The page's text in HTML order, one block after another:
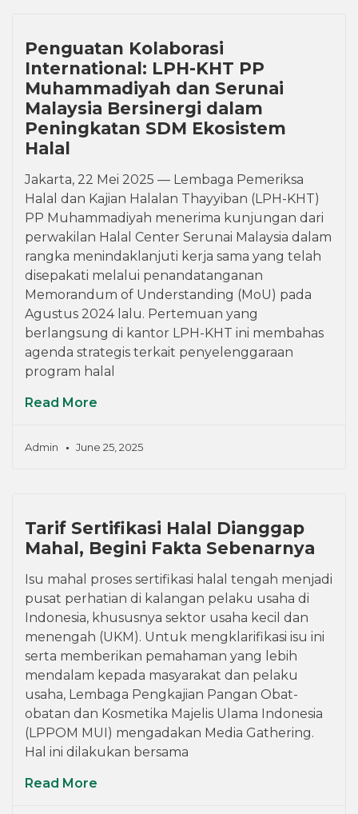
Penguatan Kolaborasi
International: LPH-KHT PP
Muhammadiyah dan Serunai
Malaysia Bersinergi dalam
Peningkatan SDM Ekosistem
Halal
Jakarta, 22 Mei 2025 — Lembaga Pemeriksa
Halal dan Kajian Halalan Thayyiban (LPH-KHT)
PP Muhammadiyah menerima kunjungan dari
perwakilan Halal Center Serunai Malaysia dalam
rangka menindaklanjuti kerja sama yang telah
disepakati melalui penandatanganan
Memorandum of Understanding (MoU) pada
Agustus 2024 lalu. Pertemuan yang
berlangsung di kantor LPH-KHT ini membahas
agenda strategis terkait penyelenggaraan
program halal
Read More
Admin June 25, 2025
Tarif Sertifikasi Halal Dianggap
Mahal, Begini Fakta Sebenarnya
Isu mahal proses sertifikasi halal tengah menjadi
pusat perhatian di kalangan pelaku usaha di
Indonesia, khususnya sektor usaha kecil dan
menengah (UKM). Untuk mengklarifikasi isu ini
serta memberikan pemahaman yang lebih
mendalam kepada masyarakat dan pelaku
usaha, Lembaga Pengkajian Pangan Obat-
obatan dan Kosmetika Majelis Ulama Indonesia
(LPPOM MUI) mengadakan Media Gathering.
Hal ini dilakukan bersama
Read More